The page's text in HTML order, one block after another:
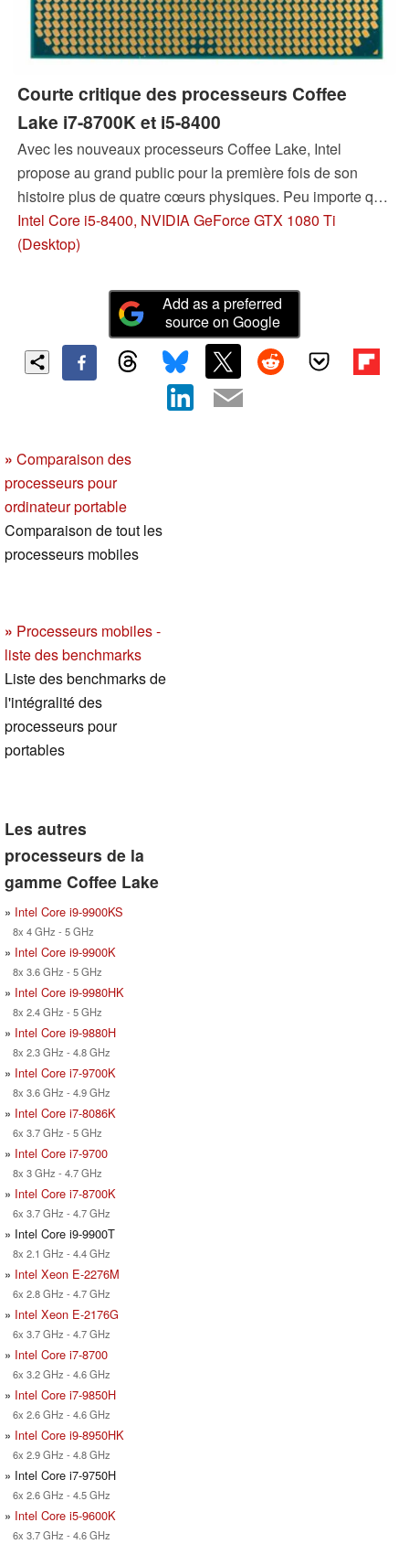
Courte critique des processeurs Coffee
Lake i7-8700K et i5-8400
Avec les nouveaux processeurs Coffee Lake, Intel
propose au grand public pour la première fois de son
histoire plus de quatre cœurs physiques. Peu importe que
l’on considère que ce soit une réponse aux Ryzen d’AMD,
Coffee Lake combine des vitesses élevées avec plus de
recommandation d’achat.
Intel Core i5-8400, NVIDIA GeForce GTX 1080 Ti
(Desktop)
Add as a preferred
source on Google
» Comparaison des
processeurs pour
ordinateur portable
Comparaison de tout les
processeurs mobiles
» Processeurs mobiles -
liste des benchmarks
Liste des benchmarks de
l'intégralité des
processeurs pour
portables
Les autres
processeurs de la
gamme Coffee Lake
» Intel Core i9-9900KS
8x 4 GHz - 5 GHz
» Intel Core i9-9900K
8x 3.6 GHz - 5 GHz
» Intel Core i9-9980HK
8x 2.4 GHz - 5 GHz
» Intel Core i9-9880H
8x 2.3 GHz - 4.8 GHz
» Intel Core i7-9700K
8x 3.6 GHz - 4.9 GHz
» Intel Core i7-8086K
6x 3.7 GHz - 5 GHz
» Intel Core i7-9700
8x 3 GHz - 4.7 GHz
» Intel Core i7-8700K
6x 3.7 GHz - 4.7 GHz
» Intel Core i9-9900T
8x 2.1 GHz - 4.4 GHz
» Intel Xeon E-2276M
6x 2.8 GHz - 4.7 GHz
» Intel Xeon E-2176G
6x 3.7 GHz - 4.7 GHz
» Intel Core i7-8700
6x 3.2 GHz - 4.6 GHz
» Intel Core i7-9850H
6x 2.6 GHz - 4.6 GHz
» Intel Core i9-8950HK
6x 2.9 GHz - 4.8 GHz
» Intel Core i7-9750H
6x 2.6 GHz - 4.5 GHz
» Intel Core i5-9600K
6x 3.7 GHz - 4.6 GHz